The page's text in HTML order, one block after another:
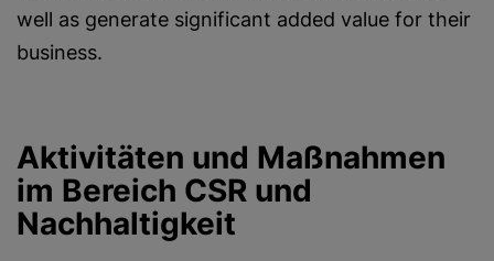
well as generate significant added value for their
business.
Aktivitäten und Maßnahmen
im Bereich CSR und
Nachhaltigkeit